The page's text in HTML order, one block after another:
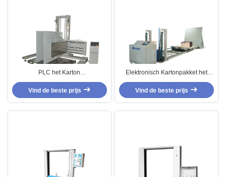
PLC het Karton
CompressionTest/van het
Controlepakket het Testen
Machine
Vind de beste prijs
Elektronisch Kartonpakket het
Testen Materiaal, de Machine van
de het Effecttest van de
Dooshelling
Vind de beste prijs